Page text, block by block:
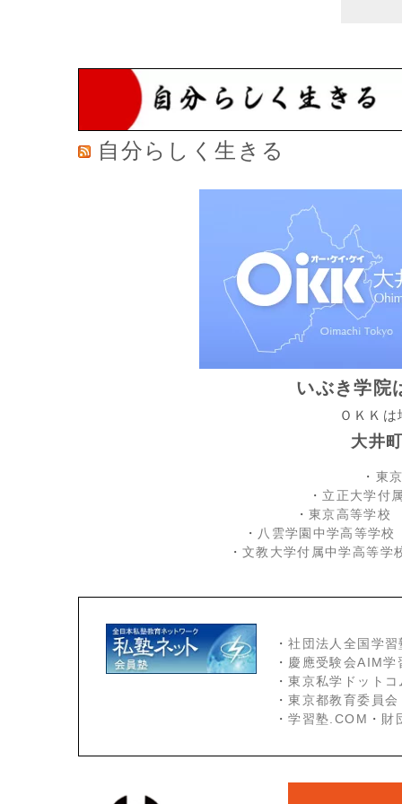
自分らしく生きる
いぶき学院
ＯＫＫ
大井
・ 東
・ 立正大学付
・東京高等学校
・ 八雲学園中学高等学校
・ 文教大学付属中学高等学
・社団法人全国学習
・ 慶應受験会AIM学
・東京私学ドット
・東京都教育委員会
・学習塾.COM ・ 財